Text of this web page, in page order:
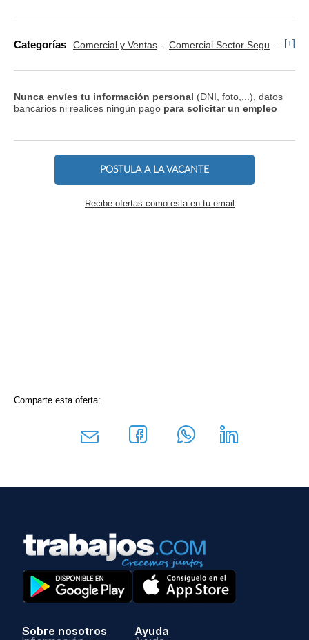
Categorías Comercial y Ventas Comercial Sector Seguros [+]
Nunca envíes tu información personal (DNI, foto,...), datos
bancarios ni realices ningún pago para solicitar un empleo
POSTULA A LA VACANTE
Recibe ofertas como esta en tu email
Comparte esta oferta:
Sobre nosotros Ayuda